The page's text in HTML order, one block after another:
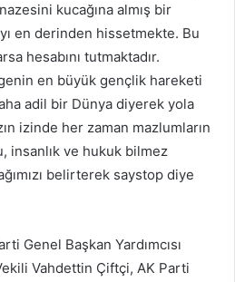
kucağına almış bir
en derinden hissetmekte. Bu
hesabını tutmaktadır.
en büyük gençlik hareketi
adil bir Dünya diyerek yola
izinde her zaman mazlumların
insanlık ve hukuk bilmez
belirterek saystop diye
Genel Başkan Yardımcısı
Vahdettin Çiftçi, AK Parti